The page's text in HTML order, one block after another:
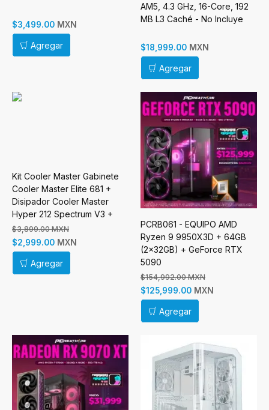
$3,499.00 MXN
Agregar
AM5, 4.3 GHz, 16-Core, 192
MB L3 Caché - No Incluye
$18,999.00 MXN
Agregar
Kit Cooler Master Gabinete
Cooler Master Elite 681 +
Disipador Cooler Master
Hyper 212 Spectrum V3 +
Fuente de Poder Cooler
Master MWE Gold 750W V3
$3,899.00 MXN
$2,999.00 MXN
Agregar
PCRB061 - EQUIPO AMD
Ryzen 9 9950X3D + 64GB
(2x32GB) + GeForce RTX
5090
$154,992.00 MXN
$125,999.00 MXN
Agregar